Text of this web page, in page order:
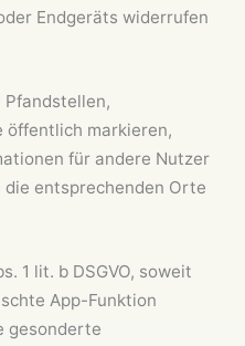
Endgeräts widerrufen
Pfandstellen,
öffentlich markieren,
für andere Nutzer
entsprechenden Orte
1 lit. b DSGVO, soweit
App-Funktion
gesonderte